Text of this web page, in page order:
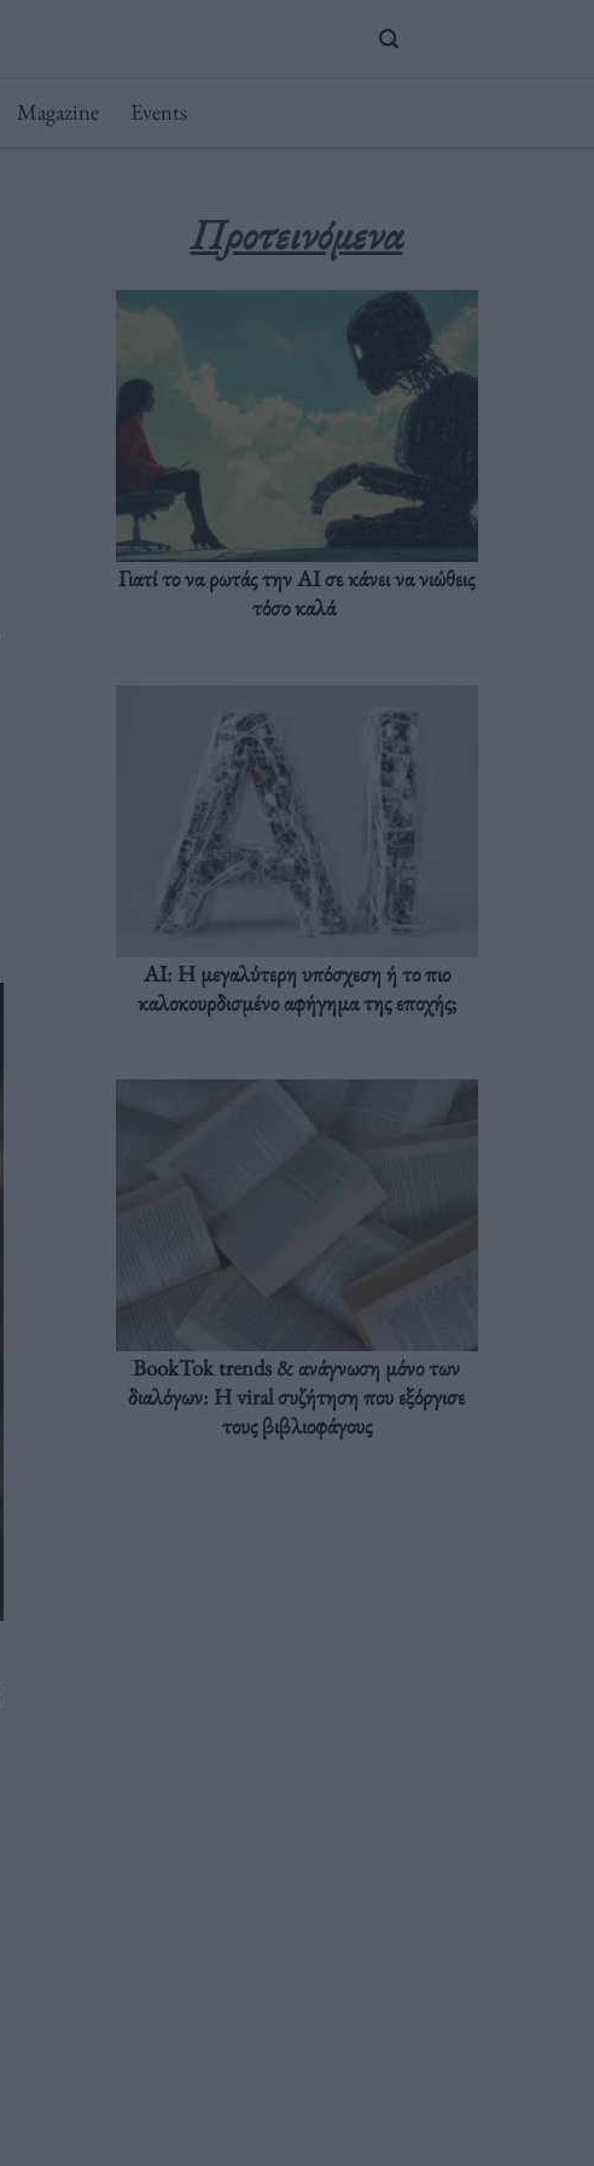
Magazine Events
Προτεινόμενα
Γιατί το να ρωτάς την AI σε κάνει να νιώθεις
τόσο καλά
AI: Η μεγαλύτερη υπόσχεση ή το πιο
καλοκουρδισμένο αφήγημα της εποχής;
BookTok trends & ανάγνωση μόνο των
διαλόγων: Η viral συζήτηση που εξόργισε
τους βιβλιοφάγους